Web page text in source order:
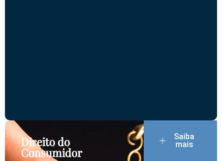
Saiba
mais
Direito do
Consumidor